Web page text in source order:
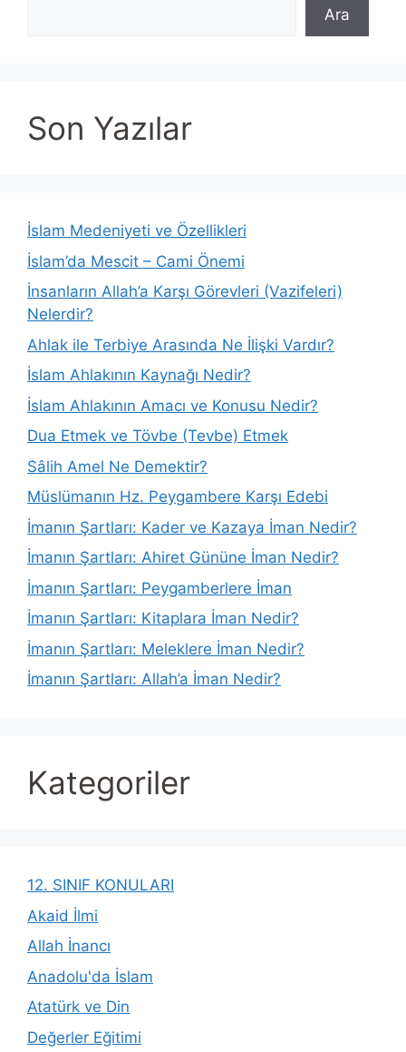
Ara
Son Yazılar
İslam Medeniyeti ve Özellikleri
İslam’da Mescit – Cami Önemi
İnsanların Allah’a Karşı Görevleri (Vazifeleri)
Nelerdir?
Ahlak ile Terbiye Arasında Ne İlişki Vardır?
İslam Ahlakının Kaynağı Nedir?
İslam Ahlakının Amacı ve Konusu Nedir?
Dua Etmek ve Tövbe (Tevbe) Etmek
Sâlih Amel Ne Demektir?
Müslümanın Hz. Peygambere Karşı Edebi
İmanın Şartları: Kader ve Kazaya İman Nedir?
İmanın Şartları: Ahiret Gününe İman Nedir?
İmanın Şartları: Peygamberlere İman
İmanın Şartları: Kitaplara İman Nedir?
İmanın Şartları: Meleklere İman Nedir?
İmanın Şartları: Allah’a İman Nedir?
Kategoriler
12. SINIF KONULARI
Akaid İlmi
Allah İnancı
Anadolu'da İslam
Atatürk ve Din
Değerler Eğitimi